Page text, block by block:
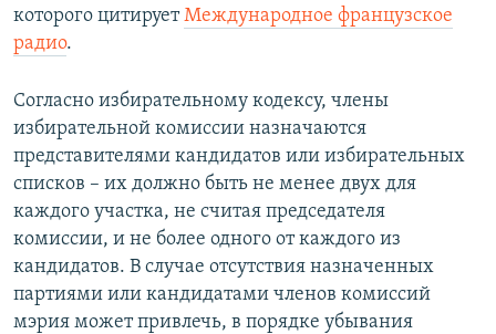
которого цитируетМеждународное французское
радио.
Согласно избирательному кодексу, члены
избирательной комиссии назначаются
представителями кандидатов или избирательных
списков – их должно быть не менее двух для
каждого участка, не считая председателя
комиссии, и не более одного от каждого из
кандидатов. В случае отсутствия назначенных
партиями или кандидатами членов комиссий
мэрия может привлечь, в порядке убывания